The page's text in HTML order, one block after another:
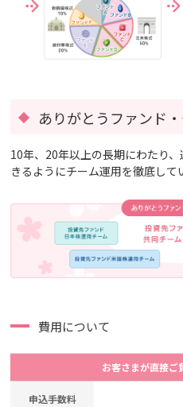
ありがとうファンド
10年、20年以上の長期にわたり
きるようにチーム運用を徹底して
費用について
お客さまが直接ご
申込手数料